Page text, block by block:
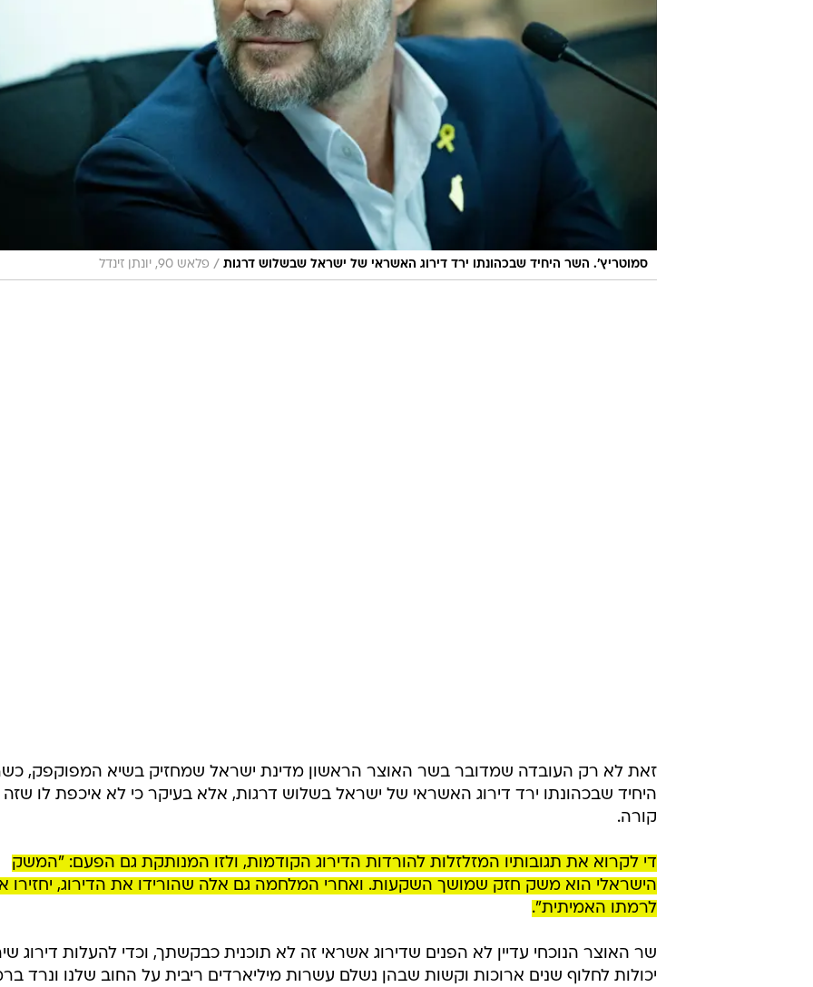
סמוטריץ'. השר היחיד שבכהונתו ירד דירוג האשראי של ישראל שבשלוש דרגות / פלאש 90, יונתן זינדל
זאת לא רק העובדה שמדובר בשר האוצר הראשון מדינת ישראל שמחזיק בשיא המפוקפק,
היחיד שבכהונתו ירד דירוג האשראי של ישראל בשלוש דרגות, אלא בעיקר כי לא איכפת לו שזה
קורה.
די לקרוא את תגובותיו המזלזלות להורדות הדירוג הקודמות, ולזו המנותקת גם הפעם: "המשק
הישראלי הוא משק חזק שמושך השקעות. ואחרי המלחמה גם אלה שהורידו את הדירוג, יחזירו
לרמתו האמיתית".
שר האוצר הנוכחי עדיין לא הפנים שדירוג אשראי זה לא תוכנית כבקשתך, וכדי להעלות דירוג
יכולות לחלוף שנים ארוכות וקשות שבהן נשלם עשרות מיליארדים ריבית על החוב שלנו ונרד